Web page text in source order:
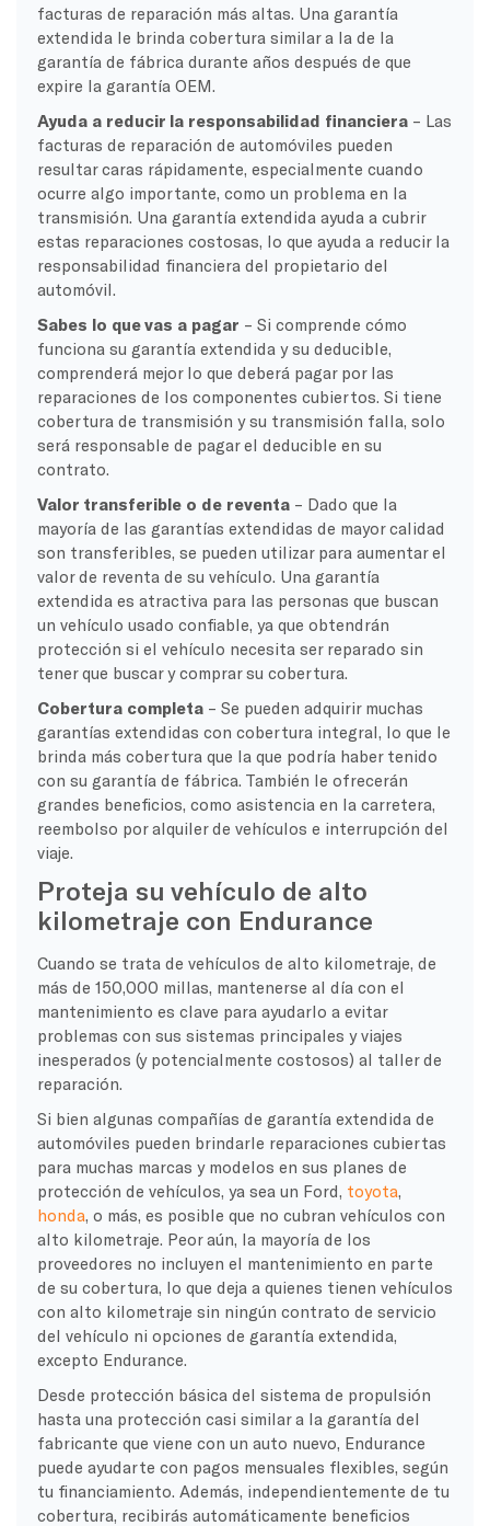
facturas de reparación más altas. Una garantía
extendida le brinda cobertura similar a la de la
garantía de fábrica durante años después de que
expire la garantía OEM.
Ayuda a reducir la responsabilidad financiera– Las
facturas de reparación de automóviles pueden
resultar caras rápidamente, especialmente cuando
ocurre algo importante, como un problema en la
transmisión. Una garantía extendida ayuda a cubrir
estas reparaciones costosas, lo que ayuda a reducir la
responsabilidad financiera del propietario del
automóvil.
Sabes lo que vas a pagar – Si comprende cómo
funciona su garantía extendida y su deducible,
comprenderá mejor lo que deberá pagar por las
reparaciones de los componentes cubiertos. Si tiene
cobertura de transmisión y su transmisión falla, solo
será responsable de pagar el deducible en su
contrato.
Valor transferible o de reventa– Dado que la
mayoría de las garantías extendidas de mayor calidad
son transferibles, se pueden utilizar para aumentar el
valor de reventa de su vehículo. Una garantía
extendida es atractiva para las personas que buscan
un vehículo usado confiable, ya que obtendrán
protección si el vehículo necesita ser reparado sin
tener que buscar y comprar su cobertura.
Cobertura completa– Se pueden adquirir muchas
garantías extendidas con cobertura integral, lo que le
brinda más cobertura que la que podría haber tenido
con su garantía de fábrica. También le ofrecerán
grandes beneficios, como asistencia en la carretera,
reembolso por alquiler de vehículos e interrupción del
viaje.
Proteja su vehículo de alto
kilometraje con Endurance
Cuando se trata de vehículos de alto kilometraje, de
más de 150,000 millas, mantenerse al día con el
mantenimiento es clave para ayudarlo a evitar
problemas con sus sistemas principales y viajes
inesperados (y potencialmente costosos) al taller de
reparación.
Si bien algunas compañías de garantía extendida de
automóviles pueden brindarle reparaciones cubiertas
para muchas marcas y modelos en sus planes de
protección de vehículos, ya sea un Ford, toyota,
honda, o más, es posible que no cubran vehículos con
alto kilometraje. Peor aún, la mayoría de los
proveedores no incluyen el mantenimiento en parte
de su cobertura, lo que deja a quienes tienen vehículos
con alto kilometraje sin ningún contrato de servicio
del vehículo ni opciones de garantía extendida,
excepto Endurance.
Desde protección básica del sistema de propulsión
hasta una protección casi similar a la garantía del
fabricante que viene con un auto nuevo, Endurance
puede ayudarte con pagos mensuales flexibles, según
tu financiamiento. Además, independientemente de tu
cobertura, recibirás automáticamente beneficios